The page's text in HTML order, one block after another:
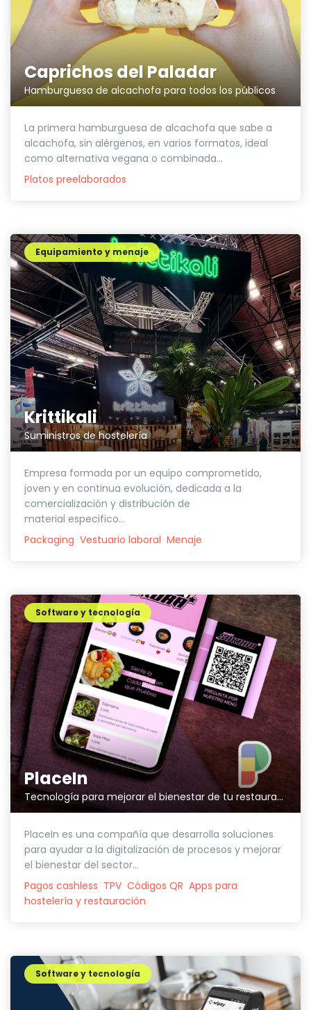
Caprichos del Paladar
Hamburguesa de alcachofa para todos los públicos
La primera hamburguesa de alcachofa que sabe a
alcachofa, sin alérgenos, en varios formatos, ideal
como alternativa vegana o combinada...
Platos preelaborados
Krittikali
Suministros de hostelería
Equipamiento y menaje
Empresa formada por un equipo comprometido,
joven y en continua evolución, dedicada a la
comercialización y distribución de
material especifico...
Packaging Vestuario laboral Menaje
PlaceIn
Tecnología para mejorar el bienestar de tu restaurante
Software y tecnología
PlaceIn es una compañía que desarrolla soluciones
para ayudar a la digitalización de procesos y mejorar
el bienestar del sector...
Pagos cashless TPV Códigos QR Apps para
hostelería y restauración
Software y tecnología